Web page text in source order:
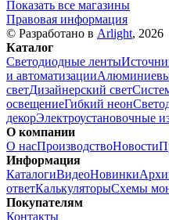
Показать все магазины
Правовая информация
© Разработано в Arlight, 2026
Каталог
Светодиодные ленты
и автоматизации
светДизайнерский свет
освещениеГибкий неон
декорЭлектроустановочные
О компании
О насПроизводствоНовости
Информация
КаталогиВидеоНовинки
ответКалькуляторыСхемы
Покупателям
Контакты